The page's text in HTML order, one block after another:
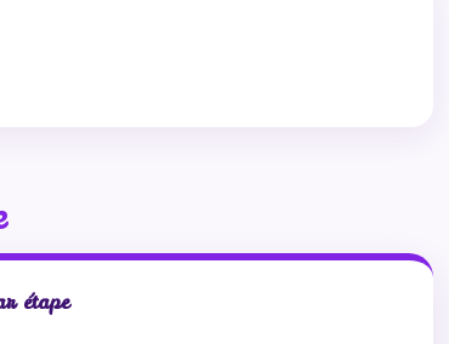
étape